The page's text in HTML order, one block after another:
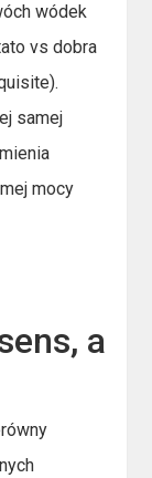
wódek
vs dobra
samej
mocy
a